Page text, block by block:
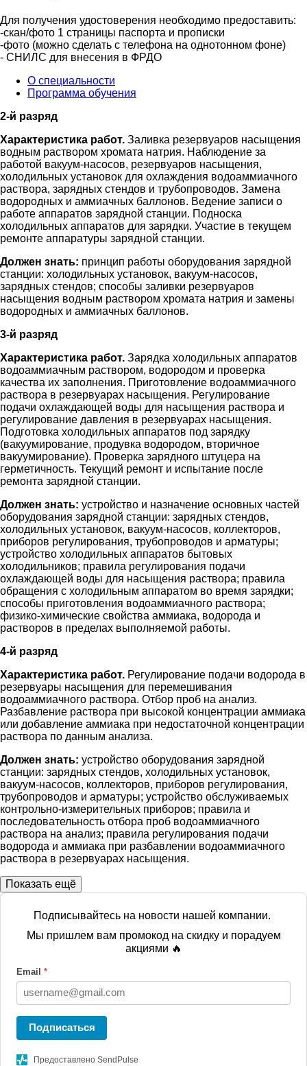
Для получения удостоверения необходимо предоставить:
-скан/фото 1 страницы паспорта и прописки
-фото (можно сделать с телефона на однотонном фоне)
- СНИЛС для внесения в ФРДО
О специальности
Программа обучения
2-й разряд
Характеристика работ. Заливка резервуаров насыщения
водным раствором хромата натрия. Наблюдение за
работой вакуум-насосов, резервуаров насыщения,
холодильных установок для охлаждения водоаммиачного
раствора, зарядных стендов и трубопроводов. Замена
водородных и аммиачных баллонов. Ведение записи о
работе аппаратов зарядной станции. Подноска
холодильных аппаратов для зарядки. Участие в текущем
ремонте аппаратуры зарядной станции.
Должен знать: принцип работы оборудования зарядной
станции: холодильных установок, вакуум-насосов,
зарядных стендов; способы заливки резервуаров
насыщения водным раствором хромата натрия и замены
водородных и аммиачных баллонов.
3-й разряд
Характеристика работ. Зарядка холодильных аппаратов
водоаммиачным раствором, водородом и проверка
качества их заполнения. Приготовление водоаммиачного
раствора в резервуарах насыщения. Регулирование
подачи охлаждающей воды для насыщения раствора и
регулирование давления в резервуарах насыщения.
Подготовка холодильных аппаратов под зарядку
(вакуумирование, продувка водородом, вторичное
вакуумирование). Проверка зарядного штуцера на
герметичность. Текущий ремонт и испытание после
ремонта зарядной станции.
Должен знать: устройство и назначение основных частей
оборудования зарядной станции: зарядных стендов,
холодильных установок, вакуум-насосов, коллекторов,
приборов регулирования, трубопроводов и арматуры;
устройство холодильных аппаратов бытовых
холодильников; правила регулирования подачи
охлаждающей воды для насыщения раствора; правила
обращения с холодильным аппаратом во время зарядки;
способы приготовления водоаммиачного раствора;
физико-химические свойства аммиака, водорода и
растворов в пределах выполняемой работы.
4-й разряд
Характеристика работ. Регулирование подачи водорода в
резервуары насыщения для перемешивания
водоаммиачного раствора. Отбор проб на анализ.
Разбавление раствора при высокой концентрации аммиака
или добавление аммиака при недостаточной концентрации
раствора по данным анализа.
Должен знать: устройство оборудования зарядной
станции: зарядных стендов, холодильных установок,
вакуум-насосов, коллекторов, приборов регулирования,
трубопроводов и арматуры; устройство обслуживаемых
контрольно-измерительных приборов; правила и
последовательность отбора проб водоаммиачного
раствора на анализ; правила регулирования подачи
водорода и аммиака при разбавлении водоаммиачного
раствора в резервуарах насыщения.
Показать ещё
Подписывайтесь на новости нашей компании.
Мы пришлем вам промокод на скидку и порадуем
акциями 🔥
Email *
Подписаться
Предоставлено SendPulse